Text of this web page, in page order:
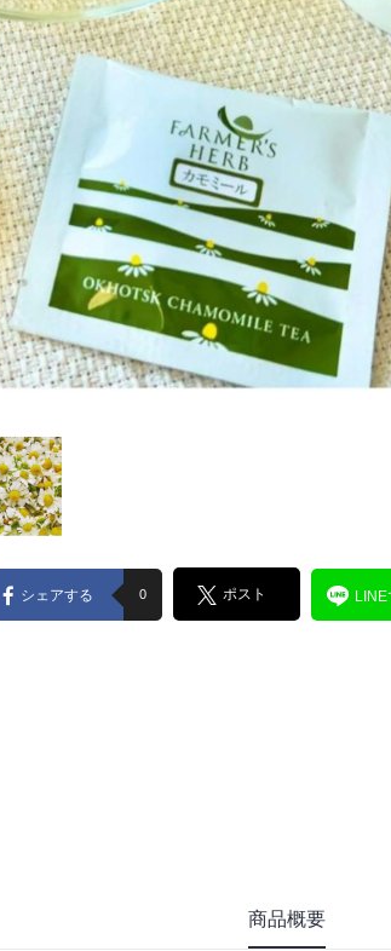
シェアする 0 ポスト LINE
商品概要